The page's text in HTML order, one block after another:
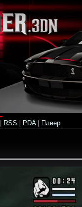
RSS PDA| Плеер